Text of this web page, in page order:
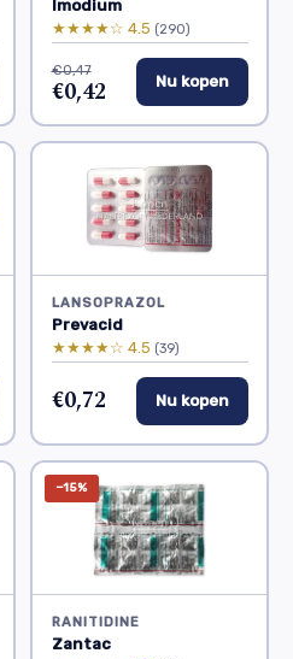
Imodium
★★★★☆ 4.5 (290)
€0,47
€0,42 Nu kopen
LANSOPRAZOL
Prevacid
★★★★☆ 4.5 (39)
€0,72 Nu kopen
−15%
RANITIDINE
Zantac